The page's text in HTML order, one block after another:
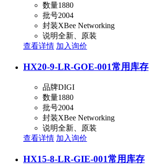
数量1880
批号2004
封装XBee Networking
说明全新、原装
查看详情 加入询价
HX20-9-LR-GOE-001常用库存
品牌DIGI
数量1880
批号2004
封装XBee Networking
说明全新、原装
查看详情 加入询价
HX15-8-LR-GIE-001常用库存